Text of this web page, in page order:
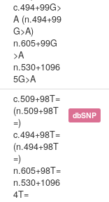
c.494+99G>
A (n.494+99
G>A)
n.605+99G
>A
n.530+1096
5G>A
c.509+98T=
(n.509+98T
=)
c.494+98T=
(n.494+98T
=)
n.605+98T=
n.530+1096
4T=
dbSNP